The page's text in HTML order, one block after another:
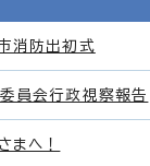
消防出初式
員会行政視察報告
まへ！